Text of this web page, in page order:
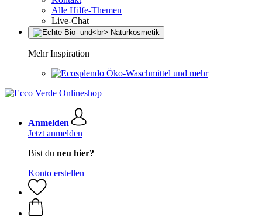
Alle Hilfe-Themen
Live-Chat
Mehr Inspiration
Öko-Waschmittel und mehr
Anmelden
Jetzt anmelden
Bist du neu hier?
Konto erstellen